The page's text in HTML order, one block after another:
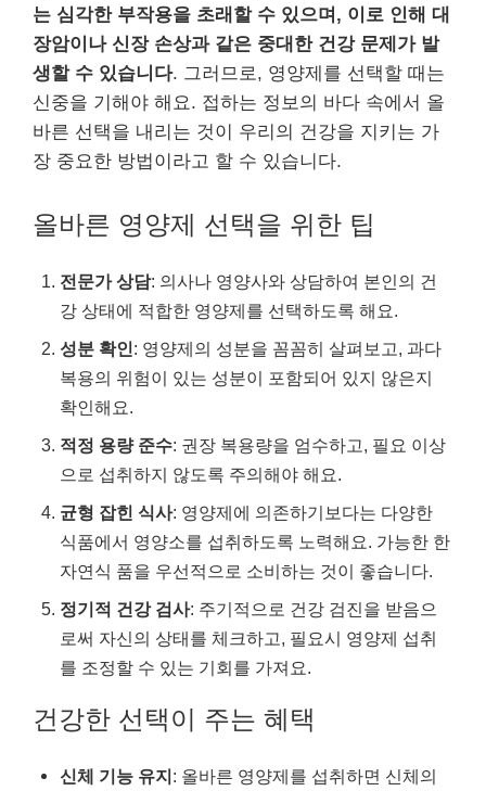
는 심각한 부작용을 초래할 수 있으며, 이로 인해 대
장암이나 신장 손상과 같은 중대한 건강 문제가 발
생할 수 있습니다. 그러므로, 영양제를 선택할 때는
신중을 기해야 해요. 접하는 정보의 바다 속에서 올
바른 선택을 내리는 것이 우리의 건강을 지키는 가
장 중요한 방법이라고 할 수 있습니다.
올바른 영양제 선택을 위한 팁
전문가 상담: 의사나 영양사와 상담하여 본인의 건
강 상태에 적합한 영양제를 선택하도록 해요.
성분 확인: 영양제의 성분을 꼼꼼히 살펴보고, 과다
복용의 위험이 있는 성분이 포함되어 있지 않은지
확인해요.
적정 용량 준수: 권장 복용량을 엄수하고, 필요 이상
으로 섭취하지 않도록 주의해야 해요.
균형 잡힌 식사: 영양제에 의존하기보다는 다양한
식품에서 영양소를 섭취하도록 노력해요. 가능한 한
자연식 품을 우선적으로 소비하는 것이 좋습니다.
정기적 건강 검사: 주기적으로 건강 검진을 받음으
로써 자신의 상태를 체크하고, 필요시 영양제 섭취
를 조정할 수 있는 기회를 가져요.
건강한 선택이 주는 혜택
신체 기능 유지: 올바른 영양제를 섭취하면 신체의